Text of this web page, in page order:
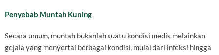
Penyebab Muntah Kuning
Secara umum, muntah bukanlah suatu kondisi medis melainkan
gejala yang menyertai berbagai kondisi, mulai dari infeksi hingga